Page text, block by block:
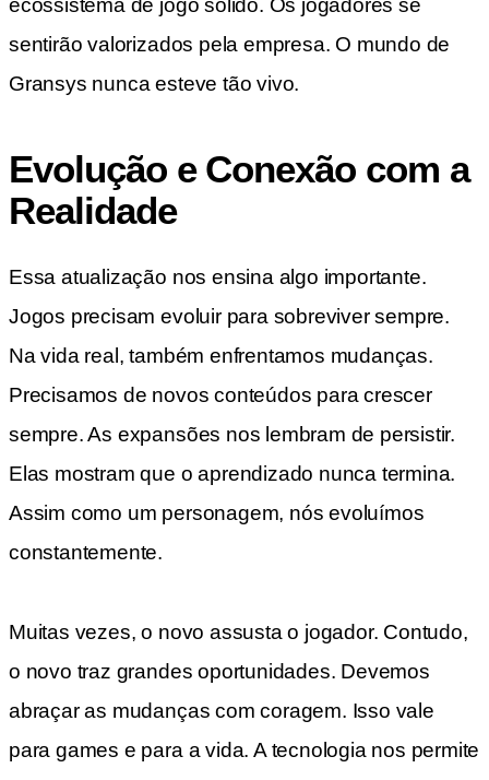
sentirão valorizados pela empresa. O mundo de
Gransys nunca esteve tão vivo.
Evolução e Conexão com a
Realidade
Essa atualização nos ensina algo importante.
Jogos precisam evoluir para sobreviver sempre.
Na vida real, também enfrentamos mudanças.
Precisamos de novos conteúdos para crescer
sempre. As expansões nos lembram de persistir.
Elas mostram que o aprendizado nunca termina.
Assim como um personagem, nós evoluímos
constantemente.
Muitas vezes, o novo assusta o jogador. Contudo,
o novo traz grandes oportunidades. Devemos
abraçar as mudanças com coragem. Isso vale
para games e para a vida. A tecnologia nos permite